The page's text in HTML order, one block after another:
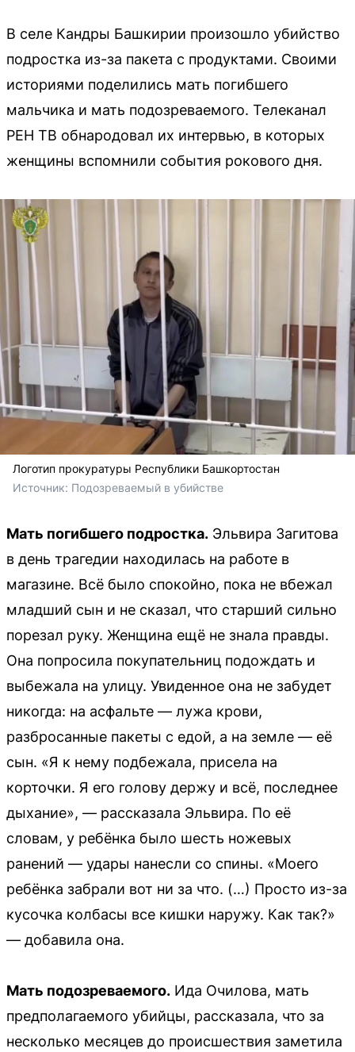
В селе Кандры Башкирии произошло убийство
подростка из-за пакета с продуктами. Своими
историями поделились мать погибшего
мальчика и мать подозреваемого. Телеканал
РЕН ТВ обнародовал их интервью, в которых
женщины вспомнили события рокового дня.
Логотип прокуратуры Республики Башкортостан
Источник: Подозреваемый в убийстве
Мать погибшего подростка. Эльвира Загитова
в день трагедии находилась на работе в
магазине. Всё было спокойно, пока не вбежал
младший сын и не сказал, что старший сильно
порезал руку. Женщина ещё не знала правды.
Она попросила покупательниц подождать и
выбежала на улицу. Увиденное она не забудет
никогда: на асфальте — лужа крови,
разбросанные пакеты с едой, а на земле — её
сын. «Я к нему подбежала, присела на
корточки. Я его голову держу и всё, последнее
дыхание», — рассказала Эльвира. По её
словам, у ребёнка было шесть ножевых
ранений — удары нанесли со спины. «Моего
ребёнка забрали вот ни за что. (…) Просто из-за
кусочка колбасы все кишки наружу. Как так?»
— добавила она.
Мать подозреваемого. Ида Очилова, мать
предполагаемого убийцы, рассказала, что за
несколько месяцев до происшествия заметила